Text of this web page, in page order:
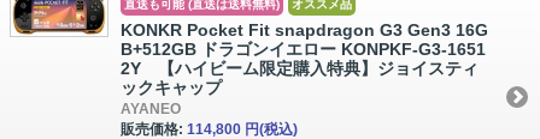
直送も可能 (直送は送料無料) オススメ品
KONKR Pocket Fit snapdragon G3 Gen3 16G
B+512GB ドラゴンイエロー KONPKF-G3-1651
2Y 【ハイビーム限定購入特典】ジョイスティ
ックキャップ
AYANEO
販売価格: 114,800 円(税込)